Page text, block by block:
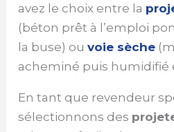
avez le choix entre la
(béton prêt à l’emploi
la buse) ouvoie sèche
acheminé puis humidifié
En tant que revendeur
sélectionnons des